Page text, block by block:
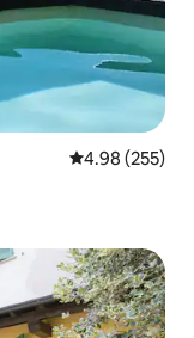
レビュー255
4.98 (255)